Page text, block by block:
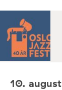
10. august